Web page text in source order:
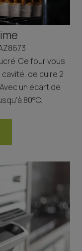
Ce four vous
de cuire 2
un écart de
80°C.